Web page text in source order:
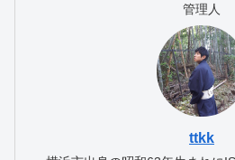
管理人
ttkk